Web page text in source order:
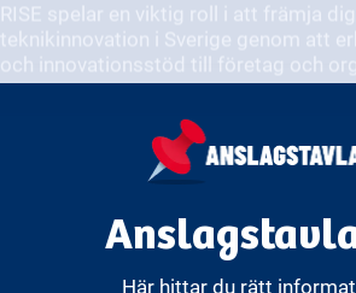
Här hittar du rätt